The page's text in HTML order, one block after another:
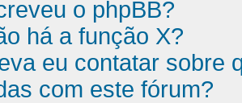
o phpBB?
há a função X?
eu contatar sobre
com este fórum?